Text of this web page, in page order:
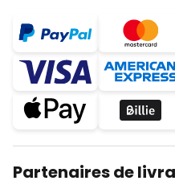
Partenaires de